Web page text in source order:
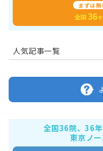
まずは
全国 36
人気記事一覧
全国36院、36
東京ノ